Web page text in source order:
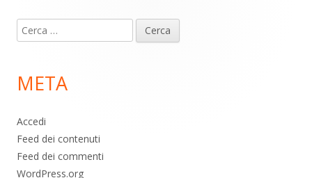
piè
pagina
Ricerca
per:
META
Accedi
Feed dei contenuti
Feed dei commenti
WordPress.org